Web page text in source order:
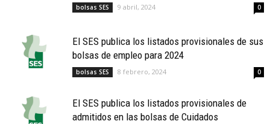
bolsas SES 9 abril, 2024 0
El SES publica los listados provisionales de sus
bolsas de empleo para 2024
bolsas SES 8 febrero, 2024 0
El SES publica los listados provisionales de
admitidos en las bolsas de Cuidados